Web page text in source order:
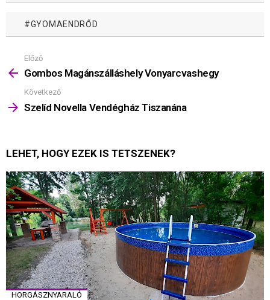
GYOMAENDRŐD
Mutass
többet
Előző
Gombos Magánszálláshely Vonyarcvashegy
Következő
Szelíd Novella Vendégház Tiszanána
LEHET, HOGY EZEK IS TETSZENEK?
HORGÁSZNYARALÓ